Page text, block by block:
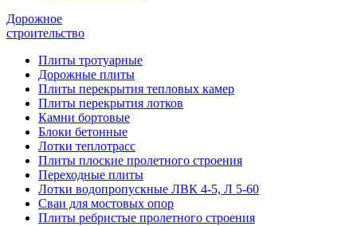
Дорожное
строительство
Плиты тротуарные
Дорожные плиты
Плиты перекрытия тепловых камер
Плиты перекрытия лотков
Камни бортовые
Блоки бетонные
Лотки теплотрасс
Плиты плоские пролетного строения
Переходные плиты
Лотки водопропускные ЛВК 4-5, Л 5-60
Сваи для мостовых опор
Плиты ребристые пролетного строения